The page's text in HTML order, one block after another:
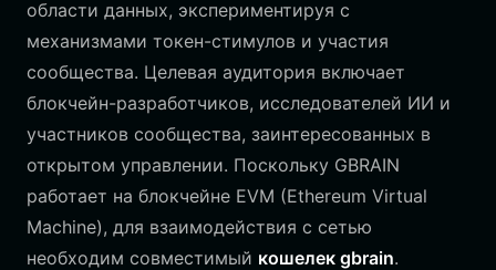
области данных, экспериментируя с
механизмами токен-стимулов и участия
сообщества. Целевая аудитория включает
блокчейн-разработчиков, исследователей ИИ и
участников сообщества, заинтересованных в
открытом управлении. Поскольку GBRAIN
работает на блокчейне EVM (Ethereum Virtual
Machine), для взаимодействия с сетью
необходим совместимый кошелек gbrain.